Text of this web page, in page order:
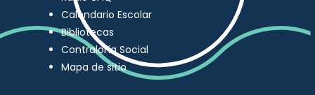
Calendario Escolar
Bibliotecas
Contraloría Social
Mapa de sitio